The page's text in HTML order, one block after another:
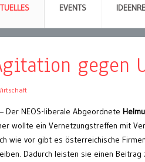
EVENTS
gegen
Der NEOS-liberale Abgeordnete
wollte ein Vernetzungstreffen mit
wie vor gibt es österreichische
Dadurch leisten sie einen Beitrag